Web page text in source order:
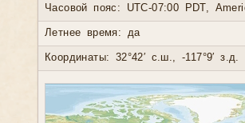
Часовой пояс: UTC-07:00 PDT,
Летнее время: да
Координаты: 32°42′ с.ш., -117°9′ з.д.